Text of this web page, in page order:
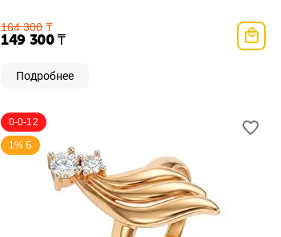
164 300 ₸
149 300₸
Подробнее
0-0-12
1% Б